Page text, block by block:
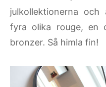
julkollektionerna
fyra olika rouge, en
bronzer. Så himla fin!